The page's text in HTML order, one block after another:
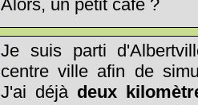
Alors, un petit café ?
Je suis parti
centre ville afin de
J'ai déjà deux